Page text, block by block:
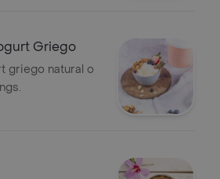
Griego
griego natural o